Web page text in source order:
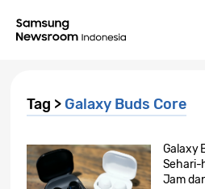
Tag > Galaxy Buds Core
Galaxy
Sehari-
Jam